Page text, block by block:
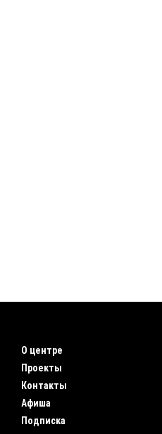
О центре
Проекты
Контакты
Афиша
Подписка